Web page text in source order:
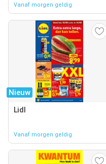
Vanaf morgen geldig
Nieuw
Lidl
Vanaf morgen geldig